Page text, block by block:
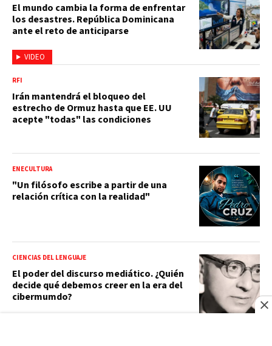
VIDEO
El mundo cambia la forma de enfrentar
los desastres. República Dominicana
ante el reto de anticiparse
RFI
Irán mantendrá el bloqueo del
estrecho de Ormuz hasta que EE. UU
acepte "todas" las condiciones
ENECULTURA
"Un filósofo escribe a partir de una
relación crítica con la realidad"
CIENCIAS DEL LENGUAJE
El poder del discurso mediático. ¿Quién
decide qué debemos creer en la era del
cibermumdo?